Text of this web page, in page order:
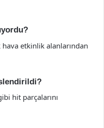
hava etkinlik alanlarından
hit parçalarını